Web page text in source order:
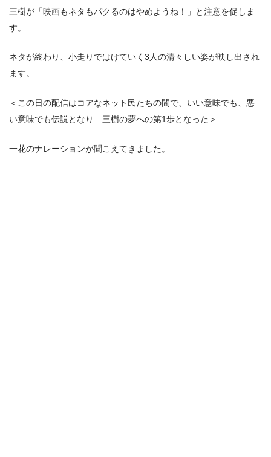
三樹が「映画もネタもパクるのはやめようね！」と注意を促しま
す。
ネタが終わり、小走りではけていく3人の清々しい姿が映し出され
ます。
＜この日の配信はコアなネット民たちの間で、いい意味でも、悪
い意味でも伝説となり…三樹の夢への第1歩となった＞
一花のナレーションが聞こえてきました。